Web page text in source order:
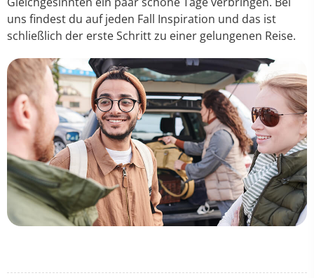
uns findest du auf jeden Fall Inspiration und das ist
schließlich der erste Schritt zu einer gelungenen Reise.